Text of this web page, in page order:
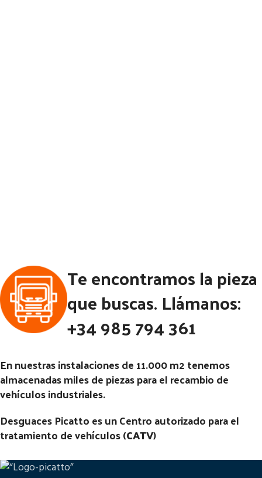
Te encontramos la pieza
que buscas. Llámanos:
+34 985 794 361
En nuestras instalaciones de 11.000 m2 tenemos
almacenadas miles de piezas para el recambio de
vehículos industriales.
Desguaces Picatto es un Centro autorizado para el
tratamiento de vehículos (CATV)